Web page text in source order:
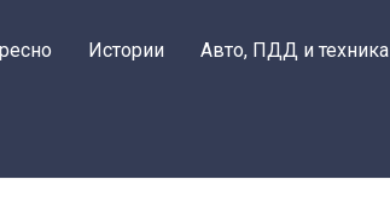
Истории Авто, ПДД и техника